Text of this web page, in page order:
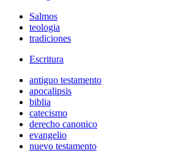
Salmos
teologia
tradiciones
Escritura
antiguo testamento
apocalipsis
biblia
catecismo
derecho canonico
evangelio
nuevo testamento